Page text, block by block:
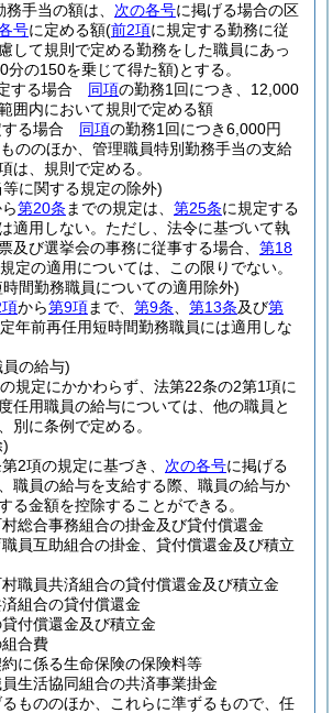
手当の額は、 次の各号に掲げる場合の区
号に定める額(前2項に規定する勤務に従
して規則で定める勤務をした職員にあっ
分の150を乗じて得た額)とする。
する場合 同項の勤務1回につき、12,000
囲内において規則で定める額
する場合 同項の勤務1回につき6,000円
ののほか、管理職員特別勤務手当の支給
は、規則で定める。
に関する規定の除外)
第20条 までの規定は、 第25条に規定する
適用しない。 ただし、法令に基づいて執
及び選挙会の事務に従事する場合、 第18
定の適用については、この限りでない。
間勤務職員についての適用除外)
から第9項まで、 第9条 第13条及び第
年前再任用短時間勤務職員には適用しな
の給与)
規定にかかわらず、法第22条の2第1項に
任用職員の給与については、他の職員と
別に条例で定める。
)
2項の規定に基づき、 次の各号に掲げる
職員の給与を支給する際、職員の給与か
る金額を控除することができる。
総合事務組合の掛金及び貸付償還金
員互助組合の掛金、貸付償還金及び積立
職員共済組合の貸付償還金及び積立金
組合の貸付償還金
付償還金及び積立金
合費
に係る生命保険の保険料等
生活協同組合の共済事業掛金
もののほか、これらに準ずるもので、任